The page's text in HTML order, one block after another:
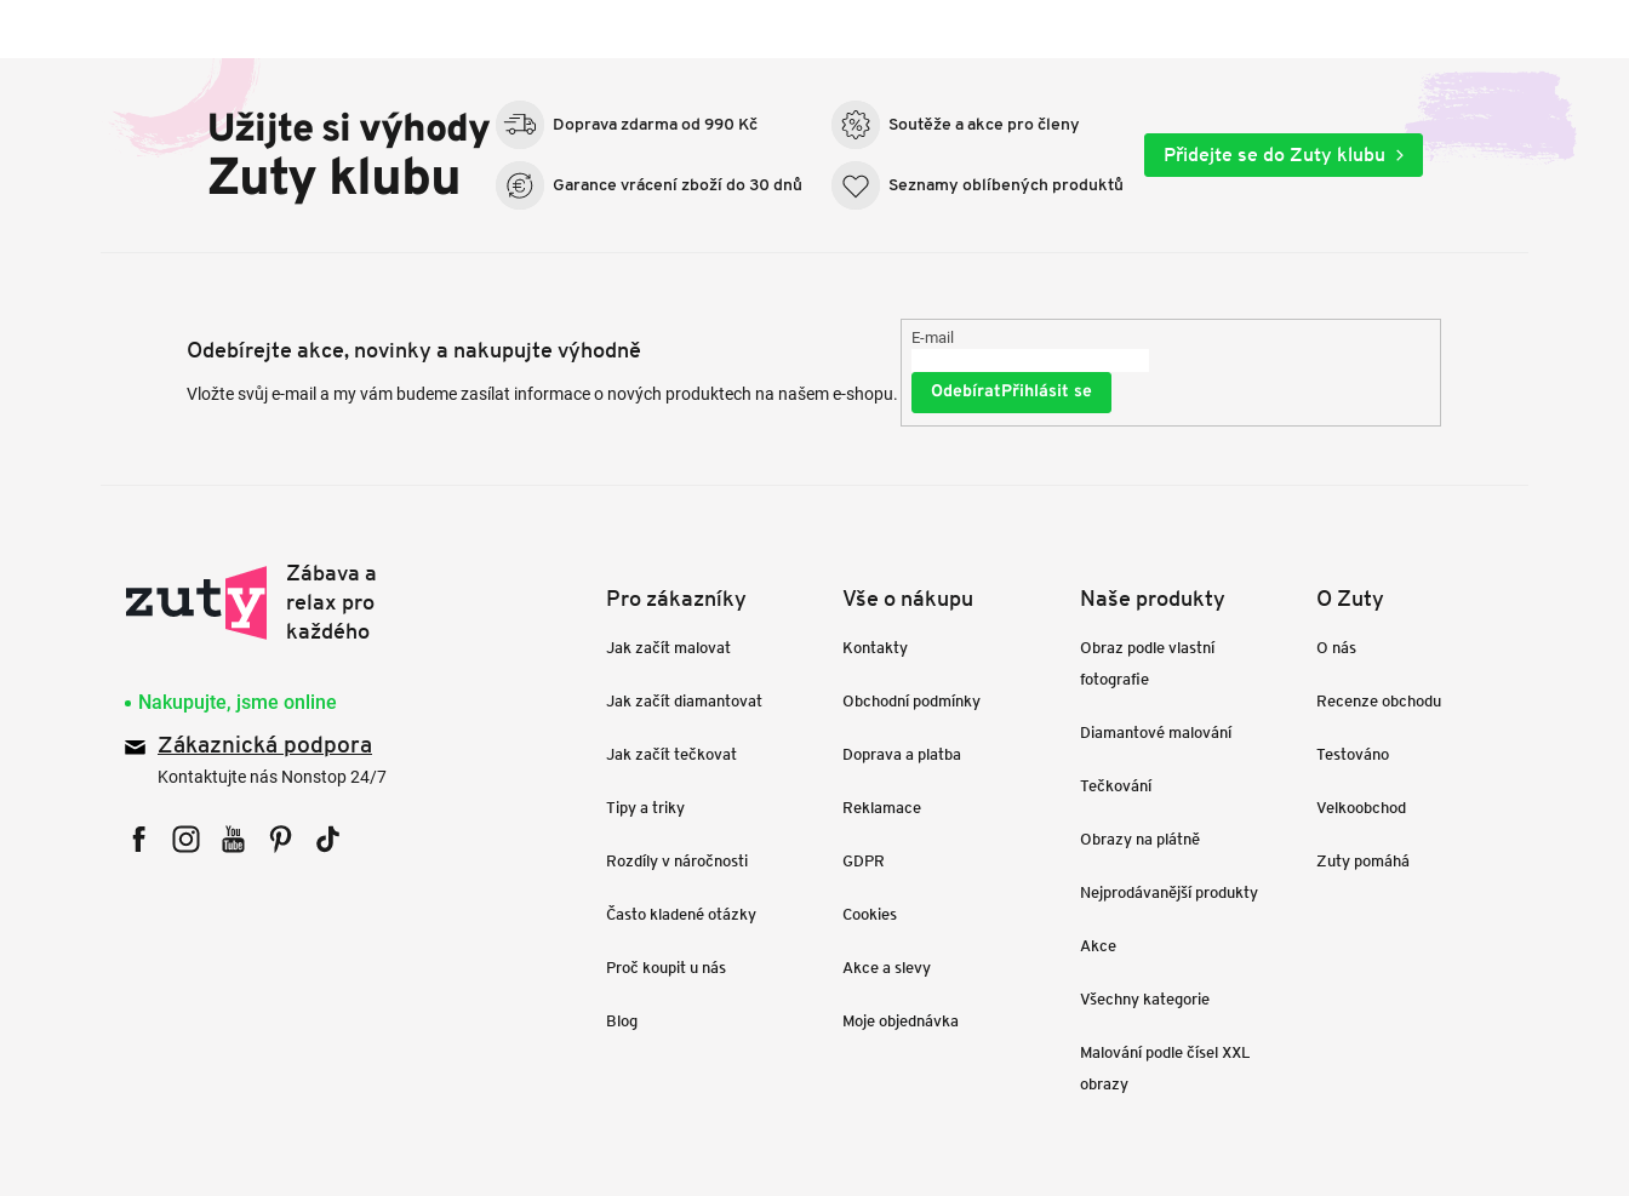
Užijte si výhody
Zuty klubu
Doprava zdarma od 990 Kč
Garance vrácení zboží do 30 dnů
Soutěže a akce pro členy
Seznamy oblíbených produktů
Přidejte se do Zuty klubu
Odebírejte akce, novinky a nakupujte výhodně
Vložte svůj e-mail a my vám budeme zasílat informace o nových produktech na našem e-shopu.
E-mail
Přihlásit se
Nakupujte, jsme online
Zákaznická podpora
Kontaktujte nás Nonstop 24/7
Pro zákazníky
Jak začít malovat
Jak začít diamantovat
Jak začít tečkovat
Tipy a triky
Rozdíly v náročnosti
Často kladené otázky
Proč koupit u nás
Blog
Vše o nákupu
Kontakty
Obchodní podmínky
Doprava a platba
Reklamace
GDPR
Cookies
Akce a slevy
Moje objednávka
Naše produkty
Obraz podle vlastní
fotografie
Diamantové malování
Tečkování
Obrazy na plátně
Nejprodávanější produkty
Akce
Všechny kategorie
Malování podle čísel XXL
obrazy
O Zuty
O nás
Recenze obchodu
Testováno
Velkoobchod
Zuty pomáhá